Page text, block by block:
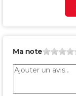
Ma note